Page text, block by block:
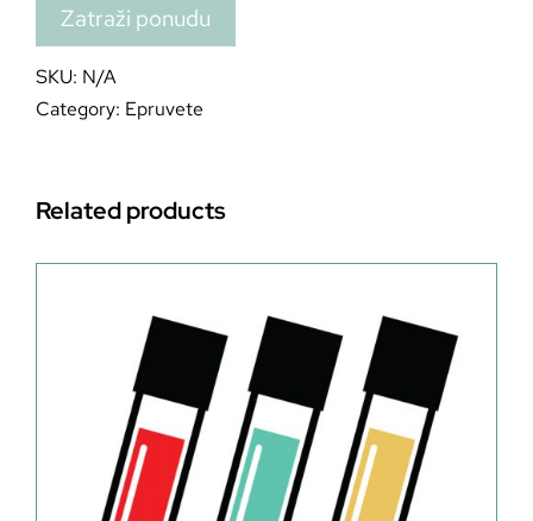
Zatraži ponudu
SKU: N/A
Category: Epruvete
Related products